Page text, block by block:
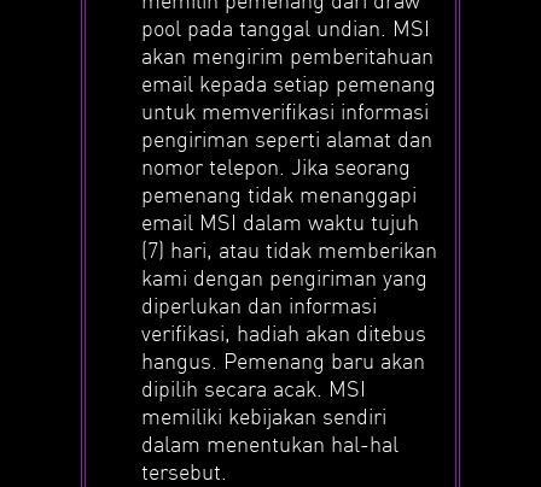
pool pada tanggal undian. MSI
akan mengirim pemberitahuan
email kepada setiap pemenang
untuk memverifikasi informasi
pengiriman seperti alamat dan
nomor telepon. Jika seorang
pemenang tidak menanggapi
email MSI dalam waktu tujuh
(7) hari, atau tidak memberikan
kami dengan pengiriman yang
diperlukan dan informasi
verifikasi, hadiah akan ditebus
hangus. Pemenang baru akan
dipilih secara acak. MSI
memiliki kebijakan sendiri
dalam menentukan hal-hal
tersebut.